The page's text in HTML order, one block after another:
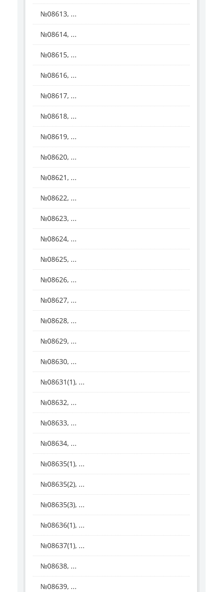
№08613, ...
№08614, ...
№08615, ...
№08616, ...
№08617, ...
№08618, ...
№08619, ...
№08620, ...
№08621, ...
№08622, ...
№08623, ...
№08624, ...
№08625, ...
№08626, ...
№08627, ...
№08628, ...
№08629, ...
№08630, ...
№08631(1), ...
№08632, ...
№08633, ...
№08634, ...
№08635(1), ...
№08635(2), ...
№08635(3), ...
№08636(1), ...
№08637(1), ...
№08638, ...
№08639, ...